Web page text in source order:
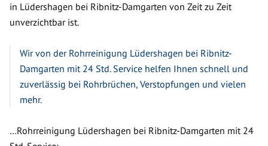
in Lüdershagen bei Ribnitz-Damgarten von Zeit zu Zeit
unverzichtbar ist.
Wir von der Rohrreinigung Lüdershagen bei Ribnitz-
Damgarten mit 24 Std. Service helfen Ihnen schnell und
zuverlässig bei Rohrbrüchen, Verstopfungen und vielen
mehr.
…Rohrreinigung Lüdershagen bei Ribnitz-Damgarten mit 24